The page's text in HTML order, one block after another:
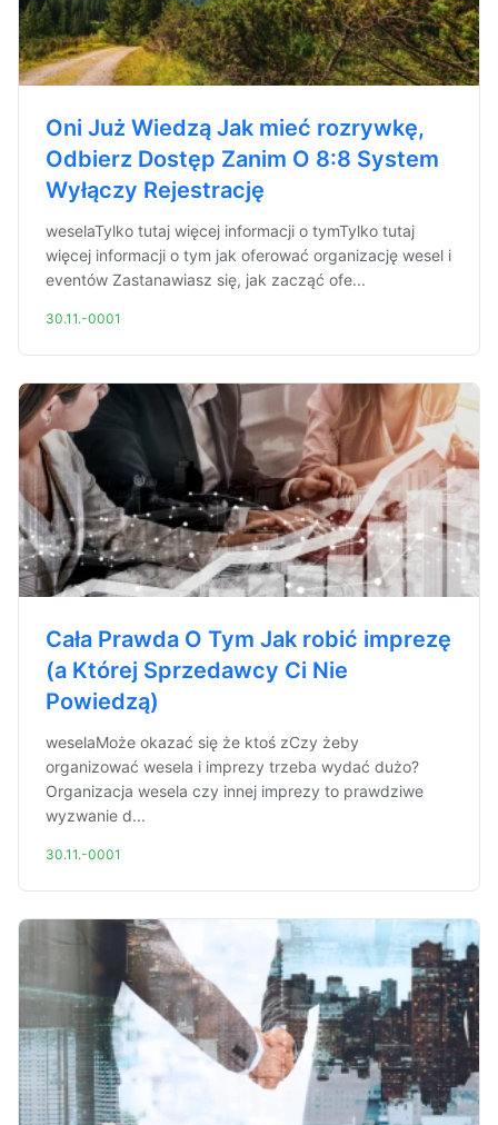
Oni Już Wiedzą Jak mieć rozrywkę,
Odbierz Dostęp Zanim O 8:8 System
Wyłączy Rejestrację
weselaTylko tutaj więcej informacji o tymTylko tutaj
więcej informacji o tym jak oferować organizację wesel i
eventów Zastanawiasz się, jak zacząć ofe...
30.11.-0001
Cała Prawda O Tym Jak robić imprezę
(a Której Sprzedawcy Ci Nie
Powiedzą)
weselaMoże okazać się że ktoś zCzy żeby
organizować wesela i imprezy trzeba wydać dużo?
Organizacja wesela czy innej imprezy to prawdziwe
wyzwanie d...
30.11.-0001